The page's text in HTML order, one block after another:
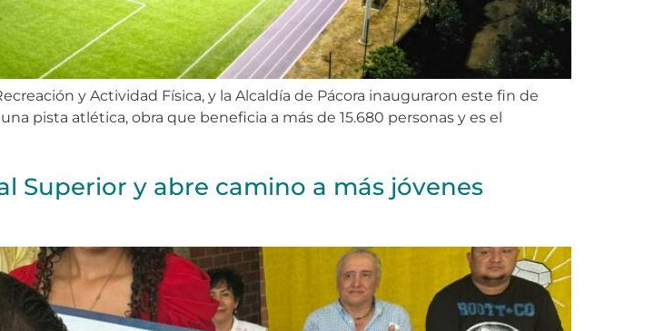
y Actividad Física, y la Alcaldía de Pácora inauguraron este fin de
pista atlética, obra que beneficia a más de 15.680 personas y es el
Superior y abre camino a más jóvenes